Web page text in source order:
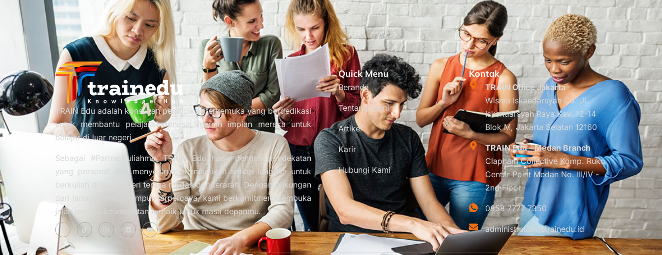
TRAIN Edu adalah konsultan pendidikan terkemuka yang berdedikasi
untuk membantu pelajar Indonesia meraih impian mereka untuk
belajar di luar negeri.
Sebagai #PartnerKuliahmu, TRAIN Edu hadir dengan pendekatan
yang personal dan menyeluruh, memastikan setiap langkah untuk
berkuliah di luar negeri terasa mudah dan terarah. Dengan dukungan
dari jaringan mitra kampus terpercaya, kami berkomitmen membuka
jalan menuju kesempatan terbaik untuk masa depanmu.
Quick Menu
Beranda
Tentang Kami
Artikel
Karir
Hubungi Kami
Kontak
TRAIN Office Jakarta
Wisma Iskandarsyah C5. Jl.
Iskandarsyah Raya Kav. 12-14
Blok M, Jakarta Selatan 12160
TRAIN Edu - Medan Branch
Clapham Collective Komp. Ruko
Center Point Medan No. III/IV -
2nd Floor
0858 7777 7350
administration@trainedu.id